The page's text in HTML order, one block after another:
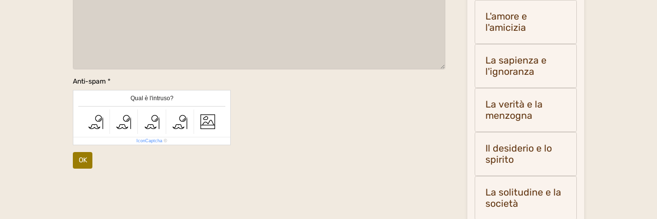
Anti-spam
Qual è l'intruso?
IconCaptcha ©
OK
L'amore e
l'amicizia
La sapienza e
l'ignoranza
La verità e la
menzogna
Il desiderio e lo
spirito
La solitudine e la
società